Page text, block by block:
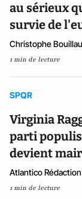
au sérieux
survie de
Christophe
1 min de lecture
SPQR
Virginia
parti
devient
Atlantico Rédaction
1 min de lecture